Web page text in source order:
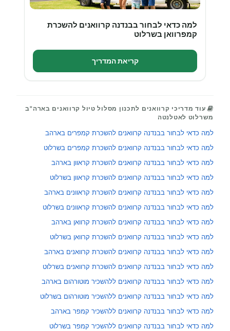
למה כדאי לבחור בבנדנה קרוואנים להשכרת
קמפרוואן בשרלוט
קריאת המדריך
עוד מדריכי קרוואנים לתכנון מסלול טיול קרוואנים בארה"ב
משרלוט לאטלנטה
למה כדאי לבחור בבנדנה קרוואנים להשכרת קמפרים בארהב
למה כדאי לבחור בבנדנה קרוואנים להשכרת קמפרים בשרלוט
למה כדאי לבחור בבנדנה קרוואנים להשכרת קראוון בארהב
למה כדאי לבחור בבנדנה קרוואנים להשכרת קראוון בשרלוט
למה כדאי לבחור בבנדנה קרוואנים להשכרת קראוונים בארהב
למה כדאי לבחור בבנדנה קרוואנים להשכרת קראוונים בשרלוט
למה כדאי לבחור בבנדנה קרוואנים להשכרת קרוואן בארהב
למה כדאי לבחור בבנדנה קרוואנים להשכרת קרוואן בשרלוט
למה כדאי לבחור בבנדנה קרוואנים להשכרת קרוואנים בארהב
למה כדאי לבחור בבנדנה קרוואנים להשכרת קרוואנים בשרלוט
למה כדאי לבחור בבנדנה קרוואנים ללהשכיר מוטורהום בארהב
למה כדאי לבחור בבנדנה קרוואנים ללהשכיר מוטורהום בשרלוט
למה כדאי לבחור בבנדנה קרוואנים ללהשכיר קמפר בארהב
למה כדאי לבחור בבנדנה קרוואנים ללהשכיר קמפר בשרלוט